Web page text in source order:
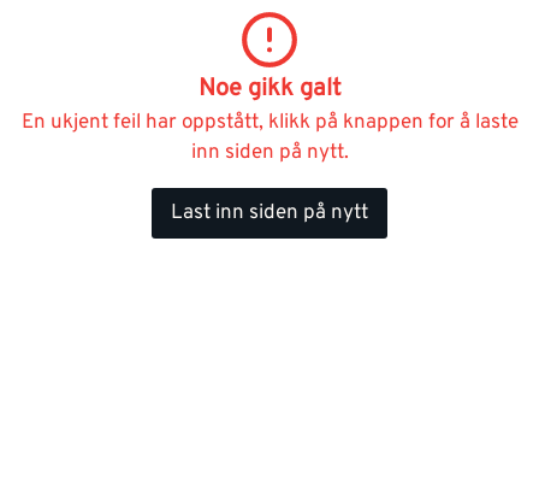
Noe gikk galt
En ukjent feil har oppstått, klikk på knappen for å laste
inn siden på nytt.
Last inn siden på nytt